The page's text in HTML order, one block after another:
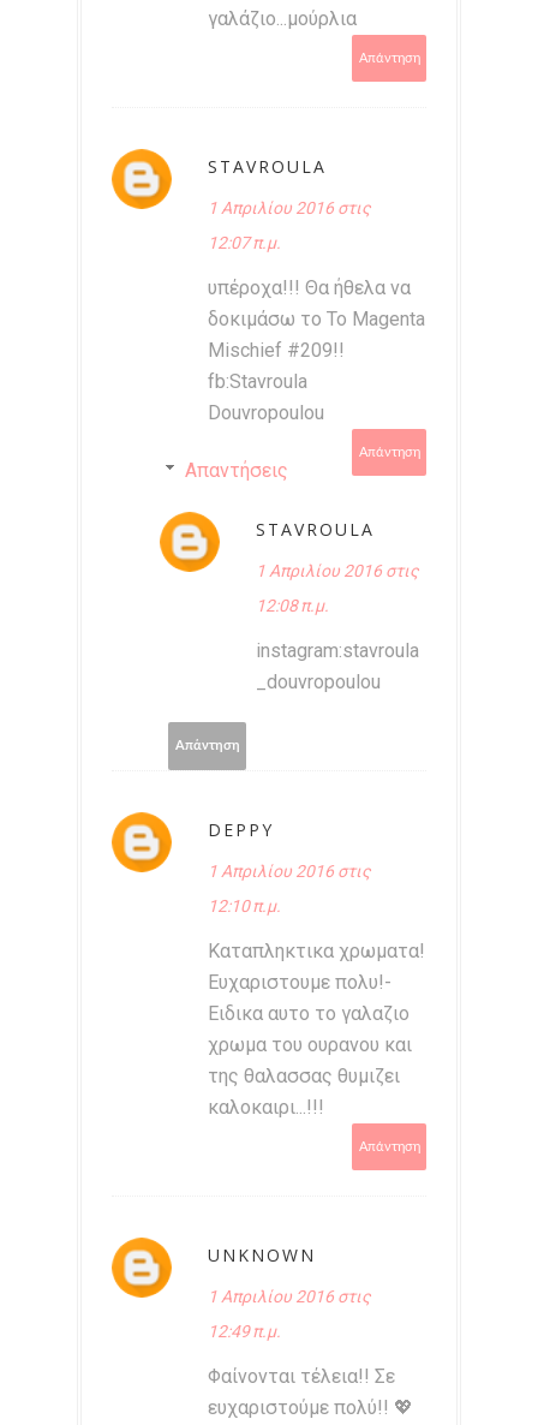
γαλάζιο...μούρλια
Απάντηση
STAVROULA
1 Απριλίου 2016 στις
12:07 π.μ.
υπέροχα!!! Θα ήθελα να
δοκιμάσω το Το Magenta
Mischief #209!!
fb:Stavroula
Douvropoulou
Απάντηση
Απαντήσεις
STAVROULA
1 Απριλίου 2016 στις
12:08 π.μ.
instagram:stavroula
_douvropoulou
Απάντηση
DEPPY
1 Απριλίου 2016 στις
12:10 π.μ.
Καταπληκτικα χρωματα!
Ευχαριστουμε πολυ!-
Ειδικα αυτο το γαλαζιο
χρωμα του ουρανου και
της θαλασσας θυμιζει
καλοκαιρι...!!!
Απάντηση
UNKNOWN
1 Απριλίου 2016 στις
12:49 π.μ.
Φαίνονται τέλεια!! Σε
ευχαριστούμε πολύ!! 💖